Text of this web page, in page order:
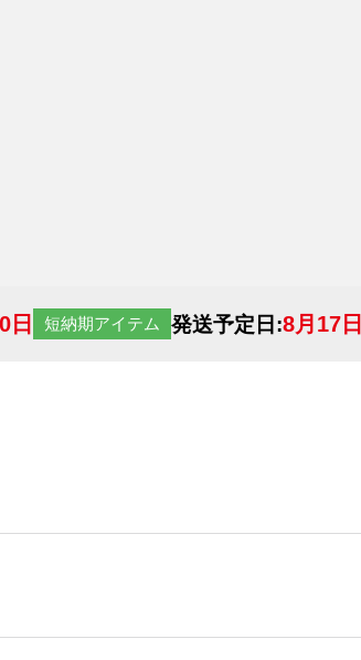
日 短納期アイテム 発送予定日:8月17日
作することが可能です。